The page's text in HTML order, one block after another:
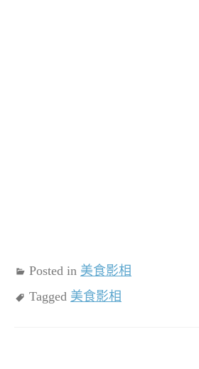
Posted in 美食影相
Tagged 美食影相